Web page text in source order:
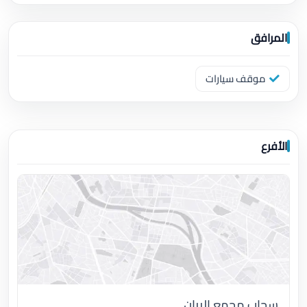
المرافق
موقف سيارات
الأفرع